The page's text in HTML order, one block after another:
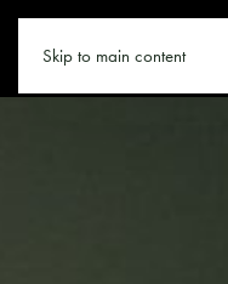
Skip to main content
MARIAALM.CO